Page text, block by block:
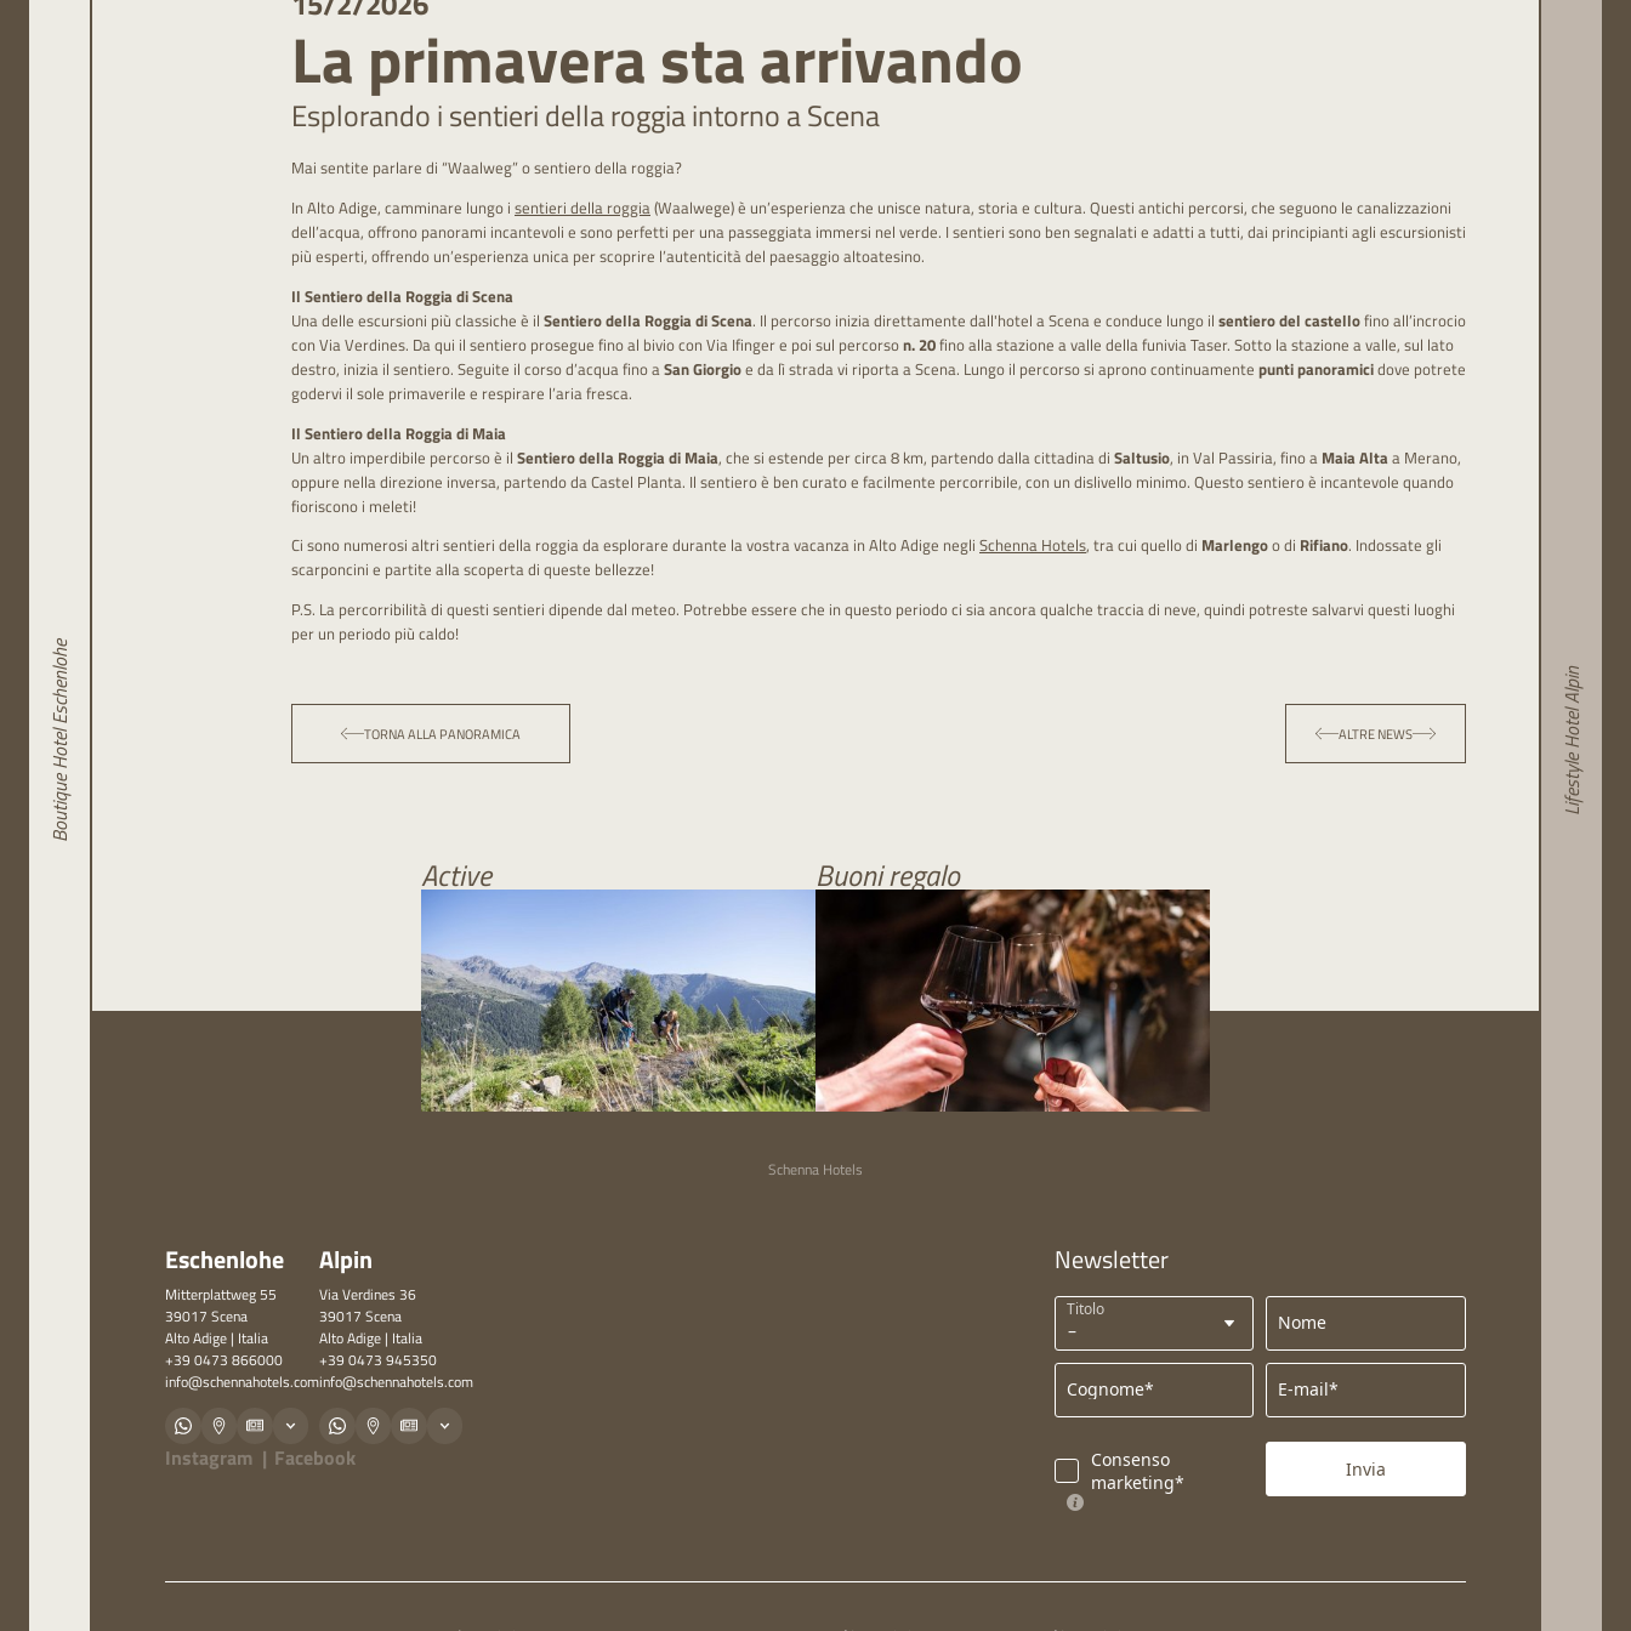
Lifestyle Hotel Alpin
Boutique Hotel Eschenlohe
La primavera sta arrivando
Esplorando i sentieri della roggia intorno a Scena
Mai sentite parlare di “Waalweg” o sentiero della roggia?
In Alto Adige, camminare lungo i sentieri della roggia(Waalwege) è un’esperienza che unisce natura, storia e cultura. Questi antichi percorsi, che seguono le canalizzazioni
dell’acqua, offrono panorami incantevoli e sono perfetti per una passeggiata immersi nel verde. I sentieri sono ben segnalati e adatti a tutti, dai principianti agli escursionisti
più esperti, offrendo un’esperienza unica per scoprire l’autenticità del paesaggio altoatesino.
Il Sentiero della Roggia di Scena
Una delle escursioni più classiche è il Sentiero della Roggia di Scena. Il percorso inizia direttamente dall'hotel a Scena e conduce lungo il sentiero del castellofino all’incrocio
con Via Verdines. Da qui il sentiero prosegue fino al bivio con Via Ifinger e poi sul percorson. 20fino alla stazione a valle della funivia Taser. Sotto la stazione a valle, sul lato
destro, inizia il sentiero. Seguite il corso d’acqua fino aSan Giorgioe da lì strada vi riporta a Scena. Lungo il percorso si aprono continuamente punti panoramicidove potrete
godervi il sole primaverile e respirare l’aria fresca.
Il Sentiero della Roggia di Maia
Un altro imperdibile percorso è il Sentiero della Roggia di Maia, che si estende per circa 8 km, partendo dalla cittadina di Saltusio, in Val Passiria, fino a Maia Altaa Merano,
oppure nella direzione inversa, partendo da Castel Planta. Il sentiero è ben curato e facilmente percorribile, con un dislivello minimo. Questo sentiero è incantevole quando
fioriscono i meleti!
Ci sono numerosi altri sentieri della roggia da esplorare durante la vostra vacanza in Alto Adige negli Schenna Hotels, tra cui quello di Marlengoo di Rifiano. Indossate gli
scarponcini e partite alla scoperta di queste bellezze!
P.S. La percorribilità di questi sentieri dipende dal meteo. Potrebbe essere che in questo periodo ci sia ancora qualche traccia di neve, quindi potreste salvarvi questi luoghi
per un periodo più caldo!
TORNA ALLA PANORAMICA ALTRE NEWS
Active Buoni regalo
Schenna Hotels
Eschenlohe
Mitterplattweg 55
39017 Scena
Alto Adige | Italia
+39 0473 866000
info@schennahotels.com
Alpin
Via Verdines 36
39017 Scena
Alto Adige | Italia
+39 0473 945350
info@schennahotels.com
Instagram | Facebook
Newsletter
Titolo
Nome
Cognome* E-mail*
Consenso
marketing*
Invia